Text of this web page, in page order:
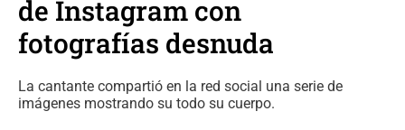
de Instagram con
fotografías desnuda
La cantante compartió en la red social una serie de
imágenes mostrando su todo su cuerpo.